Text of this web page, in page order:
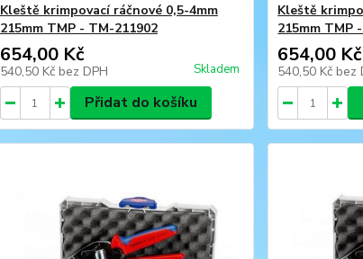
Kleště krimpovací ráčnové 0,5-4mm
215mm TMP - TM-211902
654,00 Kč
540,50 Kč bez DPH Skladem
Přidat do košíku
Kleště
215mm TMP
654,00 Kč
540,50 Kč bez